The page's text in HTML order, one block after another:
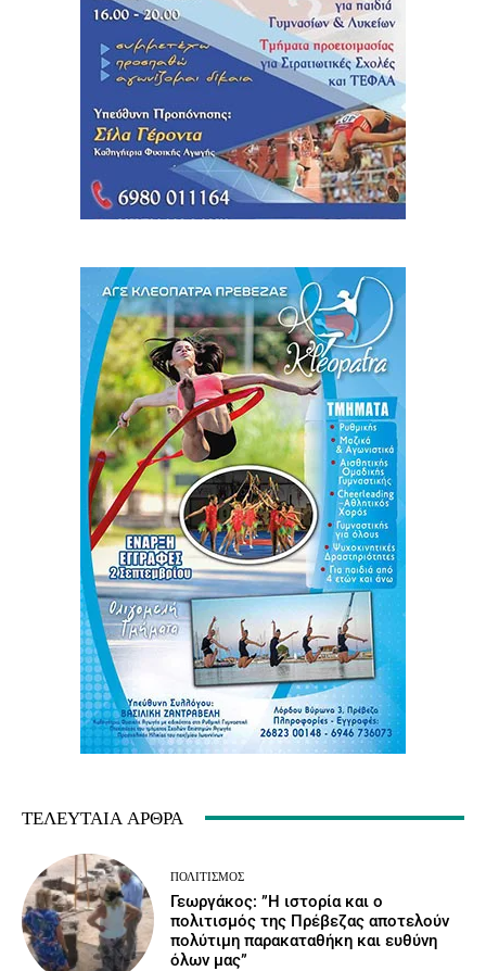
ΤΕΛΕΥΤΑΊΑ ΆΡΘΡΑ
ΠΟΛΙΤΙΣΜΌΣ
Γεωργάκος: ”Η ιστορία και ο
πολιτισμός της Πρέβεζας αποτελούν
πολύτιμη παρακαταθήκη και ευθύνη
όλων μας”